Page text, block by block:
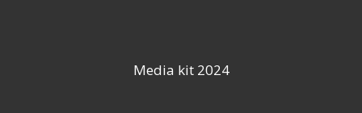
Media kit 2024